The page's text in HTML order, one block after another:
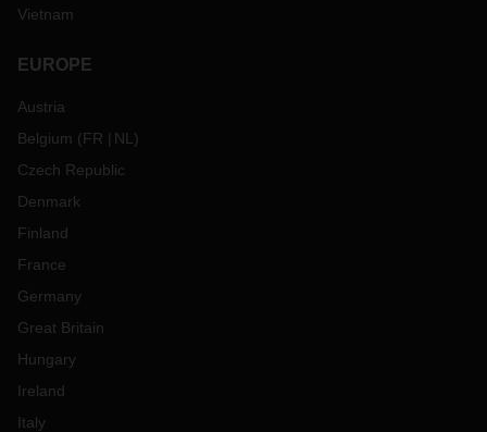
Vietnam
EUROPE
Austria
Belgium (FR NL )
Czech Republic
Denmark
Finland
France
Germany
Great Britain
Hungary
Ireland
Italy